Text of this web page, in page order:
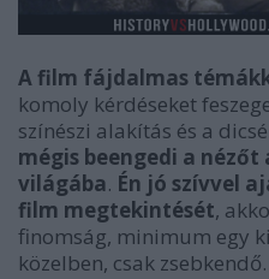
A film fájdalmas
komoly kérdéseket
színészi alakítás és a
mégis beengedi a nézőt
világába. Én jó szívvel
film megtekintését,
finomság, minimum egy
közelben, csak zsebkendő.